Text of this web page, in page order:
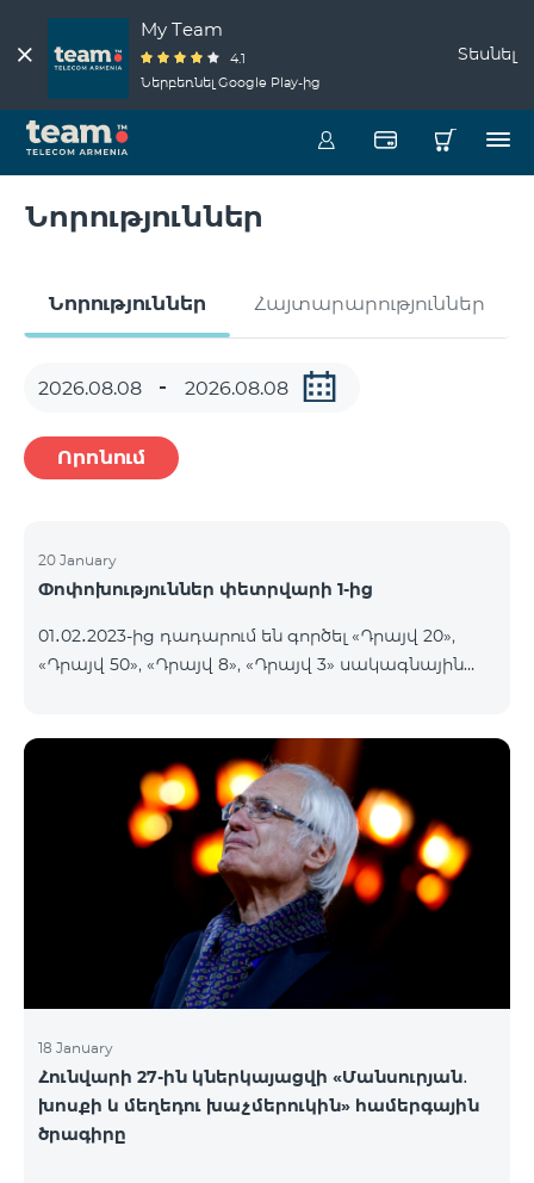
My Team
4.1
Ներբեռնել Google Play-ից
Տեսնել
Նորություններ
Նորություններ Հայտարարություններ
Որոնում
20 January
Փոփոխություններ փետրվարի 1-ից
01․02․2023-ից դադարում են գործել «Դրայվ 20»,
«Դրայվ 50», «Դրայվ 8», «Դրայվ 3» սակագնային
փաթեթներից՝ համաձայն ստորև աղյուսակի․ Հին
սակագնային փաթեթ Նոր սակագնային փաթեթ
Դրայվ 8 Drive Midi 80 G
18 January
Հունվարի 27-ին կներկայացվի «Մանսուրյան․
խոսքի և մեղեդու խաչմերուկին» համերգային
ծրագիրը